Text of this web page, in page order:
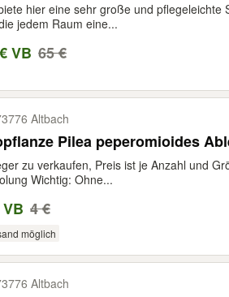
hier eine sehr große und pflegeleichte
jedem Raum eine...
VB 65 €
Altbach
Pilea peperomioides
zu verkaufen, Preis ist je Anzahl und
Wichtig: Ohne...
4 €
möglich
Altbach